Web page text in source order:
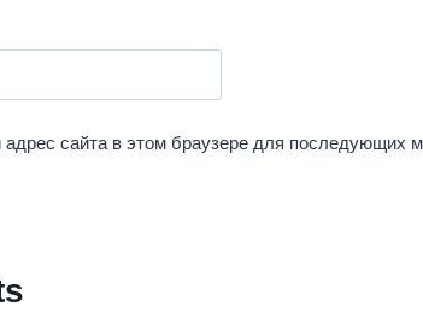
сайта в этом браузере для последующих